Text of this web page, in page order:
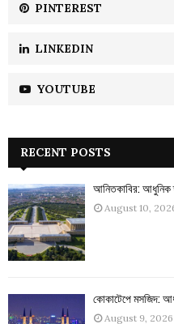
PINTEREST
LINKEDIN
YOUTUBE
RECENT POSTS
আনিতকাবির: আধুনিক
August 10,
কোকাটেপে মসজিদ:
August 9, 2026